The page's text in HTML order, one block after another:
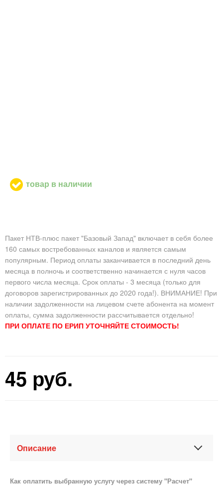
товар в наличии
Пакет НТВ-плюс пакет "Базовый Запад" включает в себя более
160 самых востребованных каналов и является самым
популярным. Период оплаты заканчивается в последний день
месяца в полночь и соответственно начинается с нуля часов
первого числа месяца. Срок оплаты - 3 месяца (только для
договоров зарегистрированных до 2020 года!). ВНИМАНИЕ! При
наличии задолженности на лицевом счете абонента на момент
оплаты, сумма задолженности рассчитывается отдельно!
ПРИ ОПЛАТЕ ПО ЕРИП УТОЧНЯЙТЕ СТОИМОСТЬ!
45 руб.
Описание
Как оплатить выбранную услугу через систему "Расчет"